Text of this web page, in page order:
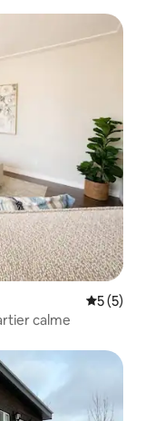
5 (5)
calme